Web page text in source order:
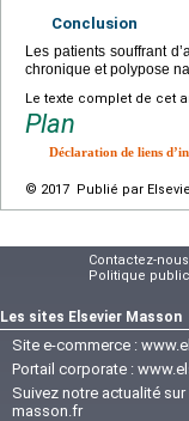
Conclusion
Les patients souffrant
chronique et polypose
Le texte complet de cet
Plan
Déclaration de liens
© 2017 Publié par
Contactez-nous
Politique
Les sites Elsevier Masson
Site e-commerce :
Portail corporate :
Suivez notre actualité
masson.fr